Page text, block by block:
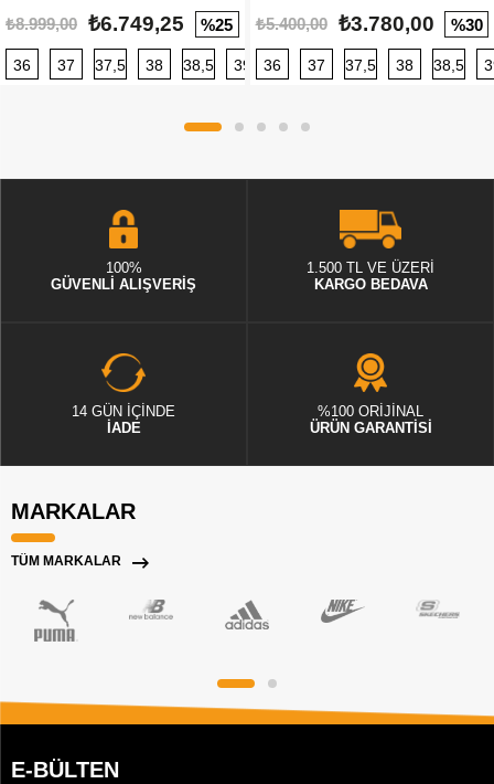
₺8.999,00 ₺6.749,25 %25
36 37 37,5 38 38,5 39 40 40,5 41 42 42,5
₺5.400,00 ₺3.780,00 %30
36 37 37,5 38 38,5
100%
GÜVENLİ ALIŞVERİŞ
1.500 TL VE ÜZERİ
KARGO BEDAVA
14 GÜN İÇİNDE
İADE
%100 ORİJİNAL
ÜRÜN GARANTİSİ
MARKALAR
TÜM MARKALAR
E-BÜLTEN